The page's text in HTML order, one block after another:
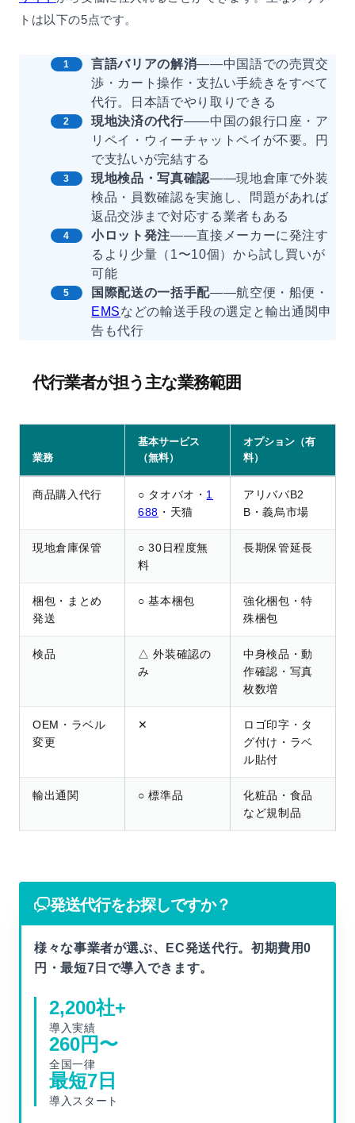
トは以下の5点です。
言語バリアの解消——中国語での売買交
渉・カート操作・支払い手続きをすべて
代行。日本語でやり取りできる
現地決済の代行——中国の銀行口座・ア
リペイ・ウィーチャットペイが不要。円
で支払いが完結する
現地検品・写真確認——現地倉庫で外装
検品・員数確認を実施し、問題があれば
返品交渉まで対応する業者もある
小ロット発注——直接メーカーに発注す
るより少量（1〜10個）から試し買いが
可能
国際配送の一括手配——航空便・船便・
EMSなどの輸送手段の選定と輸出通関申
告も代行
代行業者が担う主な業務範囲
業務
基本サービス
（無料）
オプション（有
料）
商品購入代行 ○ タオバオ・ 1
688 ・天猫
アリババB2
B・義烏市場
現地倉庫保管
○ 30日程度無
料
長期保管延長
梱包・まとめ
発送
○ 基本梱包
強化梱包・特
殊梱包
検品
△ 外装確認の
み
中身検品・動
作確認・写真
枚数増
OEM・ラベル
変更
✕
ロゴ印字・タ
グ付け・ラベ
ル貼付
輸出通関 ○ 標準品
化粧品・食品
など規制品
発送代行をお探しですか？
様々な事業者が選ぶ、EC発送代行。初期費用0
円・最短7日で導入できます。
2,200社+
導入実績
260円〜
全国一律
最短7 日
導入スタート